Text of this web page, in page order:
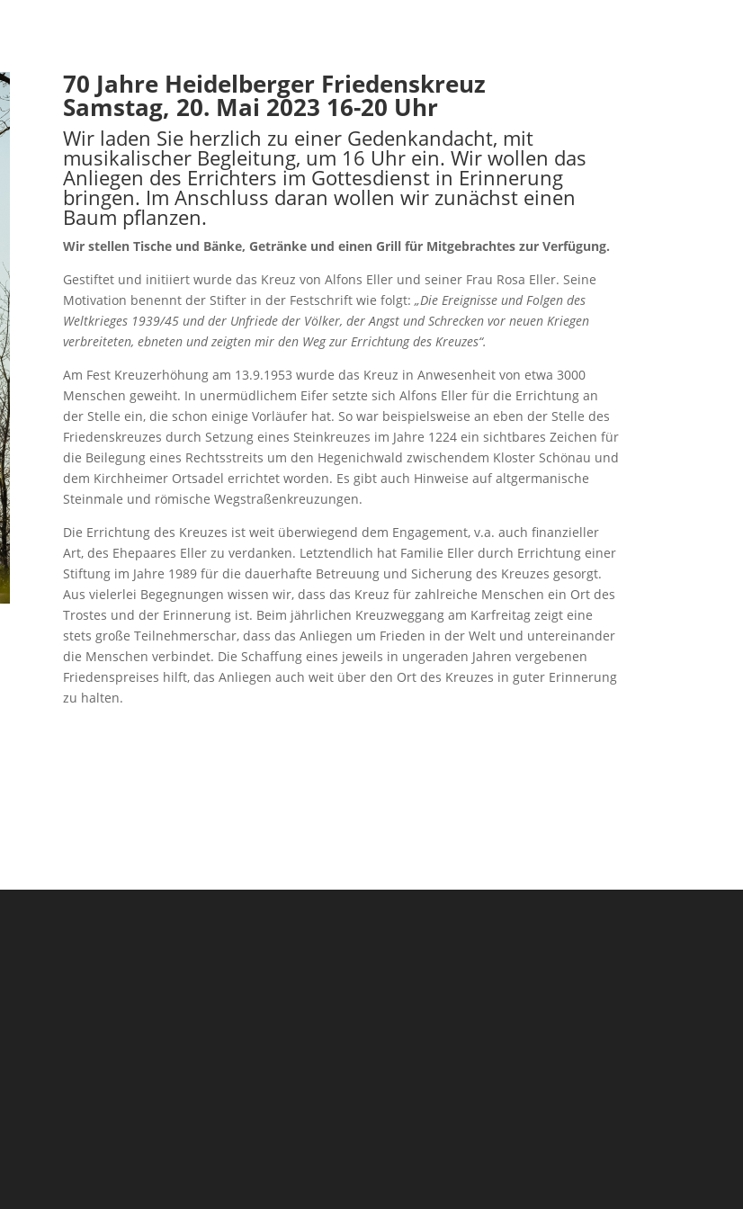
70 Jahre Heidelberger Friedenskreuz
Samstag, 20. Mai 2023 16-20 Uhr
Wir laden Sie herzlich zu einer Gedenkandacht, mit
musikalischer Begleitung, um 16 Uhr ein. Wir wollen das
Anliegen des Errichters im Gottesdienst in Erinnerung
bringen. Im Anschluss daran wollen wir zunächst einen
Baum pflanzen.
Wir stellen Tische und Bänke, Getränke und einen Grill für Mitgebrachtes zur Verfügung.
Gestiftet und initiiert wurde das Kreuz von Alfons Eller und seiner Frau Rosa Eller. Seine
Motivation benennt der Stifter in der Festschrift wie folgt:„Die Ereignisse und Folgen des
Weltkrieges 1939/45 und der Unfriede der Völker, der Angst und Schrecken vor neuen Kriegen
verbreiteten, ebneten und zeigten mir den Weg zur Errichtung des Kreuzes“.
Am Fest Kreuzerhöhung am 13.9.1953 wurde das Kreuz in Anwesenheit von etwa 3000
Menschen geweiht. In unermüdlichem Eifer setzte sich Alfons Eller für die Errichtung an
der Stelle ein, die schon einige Vorläufer hat. So war beispielsweise an eben der Stelle des
Friedenskreuzes durch Setzung eines Steinkreuzes im Jahre 1224 ein sichtbares Zeichen für
die Beilegung eines Rechtsstreits um den Hegenichwald zwischendem Kloster Schönau und
dem Kirchheimer Ortsadel errichtet worden. Es gibt auch Hinweise auf altgermanische
Steinmale und römische Wegstraßenkreuzungen.
Die Errichtung des Kreuzes ist weit überwiegend dem Engagement, v.a. auch finanzieller
Art, des Ehepaares Eller zu verdanken. Letztendlich hat Familie Eller durch Errichtung einer
Stiftung im Jahre 1989 für die dauerhafte Betreuung und Sicherung des Kreuzes gesorgt.
Aus vielerlei Begegnungen wissen wir, dass das Kreuz für zahlreiche Menschen ein Ort des
Trostes und der Erinnerung ist. Beim jährlichen Kreuzweggang am Karfreitag zeigt eine
stets große Teilnehmerschar, dass das Anliegen um Frieden in der Welt und untereinander
die Menschen verbindet. Die Schaffung eines jeweils in ungeraden Jahren vergebenen
Friedenspreises hilft, das Anliegen auch weit über den Ort des Kreuzes in guter Erinnerung
zu halten.